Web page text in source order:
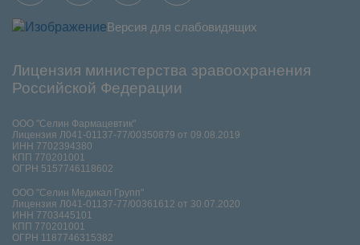
Версия для слабовидящих
Лицензия министерства зравоохранения
Российской Федерации
ООО "Селин Фармацевтик"
Лицензия Л041-01137-77/00350879 от 09.08.2019
ИНН 7702394380
КПП 770201001
ОГРН 5157746118602
ООО "Селин Медикал Групп"
Лицензия Л041-01137-77/00361612 от 30.07.2020
ИНН 7703445101
КПП 770201001
ОГРН 1187746315382